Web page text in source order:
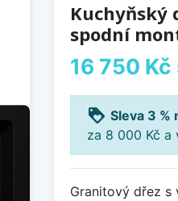
Kuchyňský
spodní
16 750 Kč
loyalty Sleva 3 %
za 8 000 Kč a
Granitový dřez s